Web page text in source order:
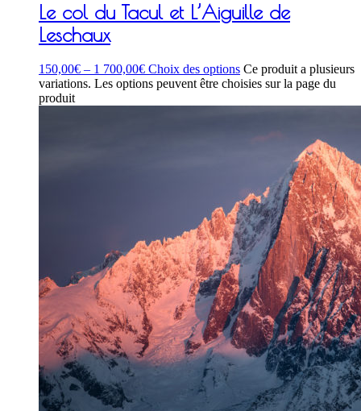
Le col du Tacul et L’Aiguille de
Leschaux
150,00€ – 1 700,00€ Choix des options Ce produit a plusieurs
variations. Les options peuvent être choisies sur la page du
produit